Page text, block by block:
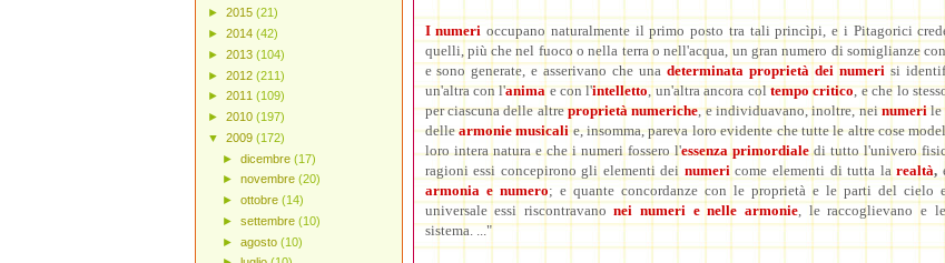
I numeri occupano naturalmente il primo posto tra tali princìpi, e i Pitagorici
quelli, più che nel fuoco o nella terra o nell'acqua, un gran numero di somiglianze
e sono generate, e asserivano che unadeterminata proprietà dei numerisi
un'altra con l'animae con l'intelletto, un'altra ancora coltempo critico, e che lo
per ciascuna delle altreproprietà numeriche, e individuavano, inoltre, neinumeri le
dellearmonie musicalie, insomma, pareva loro evidente che tutte le altre cose
loro intera natura e che i numeri fossero l'essenza primordiale di tutto l'univero
ragioni essi concepirono gli elementi dei numericome elementi di tutta larealtà,
armonia e numero; e quante concordanze con le proprietà e le parti del cielo
universale essi riscontravanonei numeri e nelle armonie, le raccoglievano e
sistema. ..."
► 2015 (21)
► 2014 (42)
► 2013 (104)
► 2012 (211)
► 2011 (109)
► 2010 (197)
▼ 2009 (172)
► dicembre (17)
► novembre (20)
► ottobre (14)
► settembre (10)
► agosto (10)